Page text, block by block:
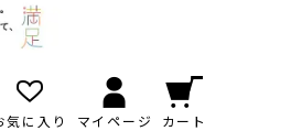
気に入り マイページ カート